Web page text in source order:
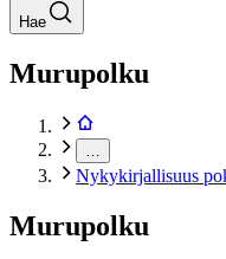
Hae
Murupolku
Nykykirjallisuus
Murupolku